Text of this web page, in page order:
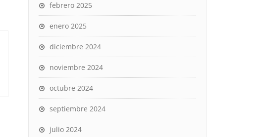
febrero 2025
enero 2025
diciembre 2024
noviembre 2024
octubre 2024
septiembre 2024
julio 2024